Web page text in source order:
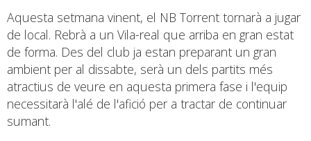
Aquesta setmana vinent, el NB Torrent tornarà a jugar
de local. Rebrà a un Vila-real que arriba en gran estat
de forma. Des del club ja estan preparant un gran
ambient per al dissabte, serà un dels partits més
atractius de veure en aquesta primera fase i l'equip
necessitarà l'alé de l'afició per a tractar de continuar
sumant.